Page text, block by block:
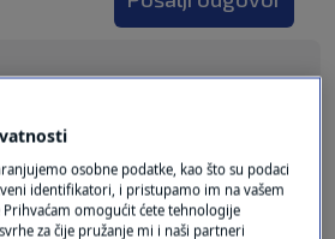
Pošalji
osobne podatke, kao što su podaci
identifikatori, i pristupamo im na vašem
omogućit ćete tehnologije
za čije pružanje mi i naši partneri